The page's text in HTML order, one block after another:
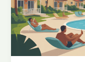
France